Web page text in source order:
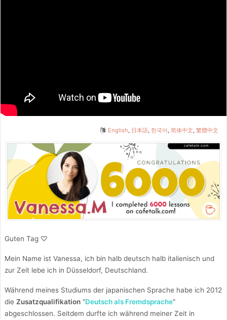
English, 日本語, 한국어, 简体中文, 繁體中文
Guten Tag ♡
Mein Name ist Vanessa, ich bin halb deutsch halb italienisch und
zur Zeit lebe ich in Düsseldorf, Deutschland.
Während meines Studiums der japanischen Sprache habe ich 2012
die Zusatzqualifikation "Deutsch als Fremdsprache"
abgeschlossen. Seitdem durfte ich während meiner Zeit in